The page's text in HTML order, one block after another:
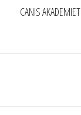
CANIS AKADEMIET